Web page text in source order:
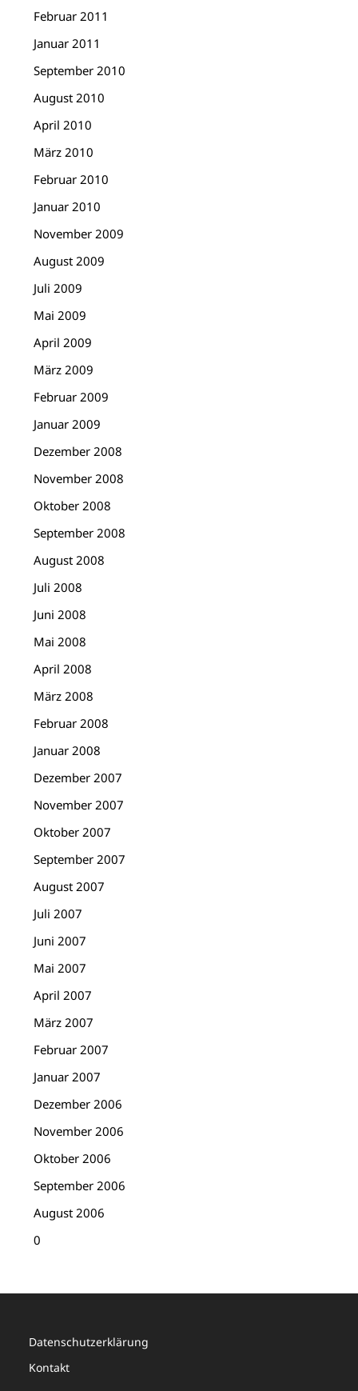
Februar 2011
Januar 2011
September 2010
August 2010
April 2010
März 2010
Februar 2010
Januar 2010
November 2009
August 2009
Juli 2009
Mai 2009
April 2009
März 2009
Februar 2009
Januar 2009
Dezember 2008
November 2008
Oktober 2008
September 2008
August 2008
Juli 2008
Juni 2008
Mai 2008
April 2008
März 2008
Februar 2008
Januar 2008
Dezember 2007
November 2007
Oktober 2007
September 2007
August 2007
Juli 2007
Juni 2007
Mai 2007
April 2007
März 2007
Februar 2007
Januar 2007
Dezember 2006
November 2006
Oktober 2006
September 2006
August 2006
0
Datenschutzerklärung
Kontakt